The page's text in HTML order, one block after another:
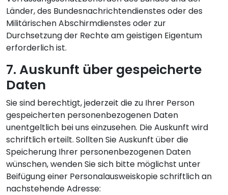
Länder, des Bundesnachrichtendienstes oder des
Militärischen Abschirmdienstes oder zur
Durchsetzung der Rechte am geistigen Eigentum
erforderlich ist.
7. Auskunft über gespeicherte
Daten
Sie sind berechtigt, jederzeit die zu Ihrer Person
gespeicherten personenbezogenen Daten
unentgeltlich bei uns einzusehen. Die Auskunft wird
schriftlich erteilt. Sollten Sie Auskunft über die
Speicherung Ihrer personenbezogenen Daten
wünschen, wenden Sie sich bitte möglichst unter
Beifügung einer Personalausweiskopie schriftlich an
nachstehende Adresse: